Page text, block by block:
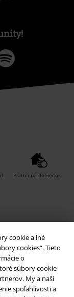
cookie a iné
cookies“. Tieto
o
súbory cookie
My a naši
spoľahlivosti a
Platba na dobierku
všetky nové